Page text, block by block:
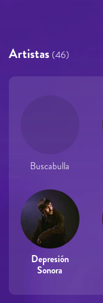
Artistas (46)
Buscabulla
Depresión
Sonora